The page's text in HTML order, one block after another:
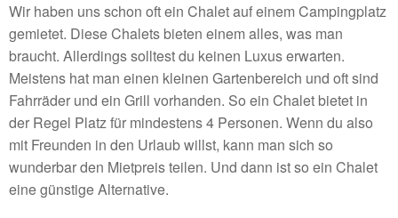
Wir haben uns schon oft ein Chalet auf einem Campingplatz
gemietet. Diese Chalets bieten einem alles, was man
braucht. Allerdings solltest du keinen Luxus erwarten.
Meistens hat man einen kleinen Gartenbereich und oft sind
Fahrräder und ein Grill vorhanden. So ein Chalet bietet in
der Regel Platz für mindestens 4 Personen. Wenn du also
mit Freunden in den Urlaub willst, kann man sich so
wunderbar den Mietpreis teilen. Und dann ist so ein Chalet
eine günstige Alternative.